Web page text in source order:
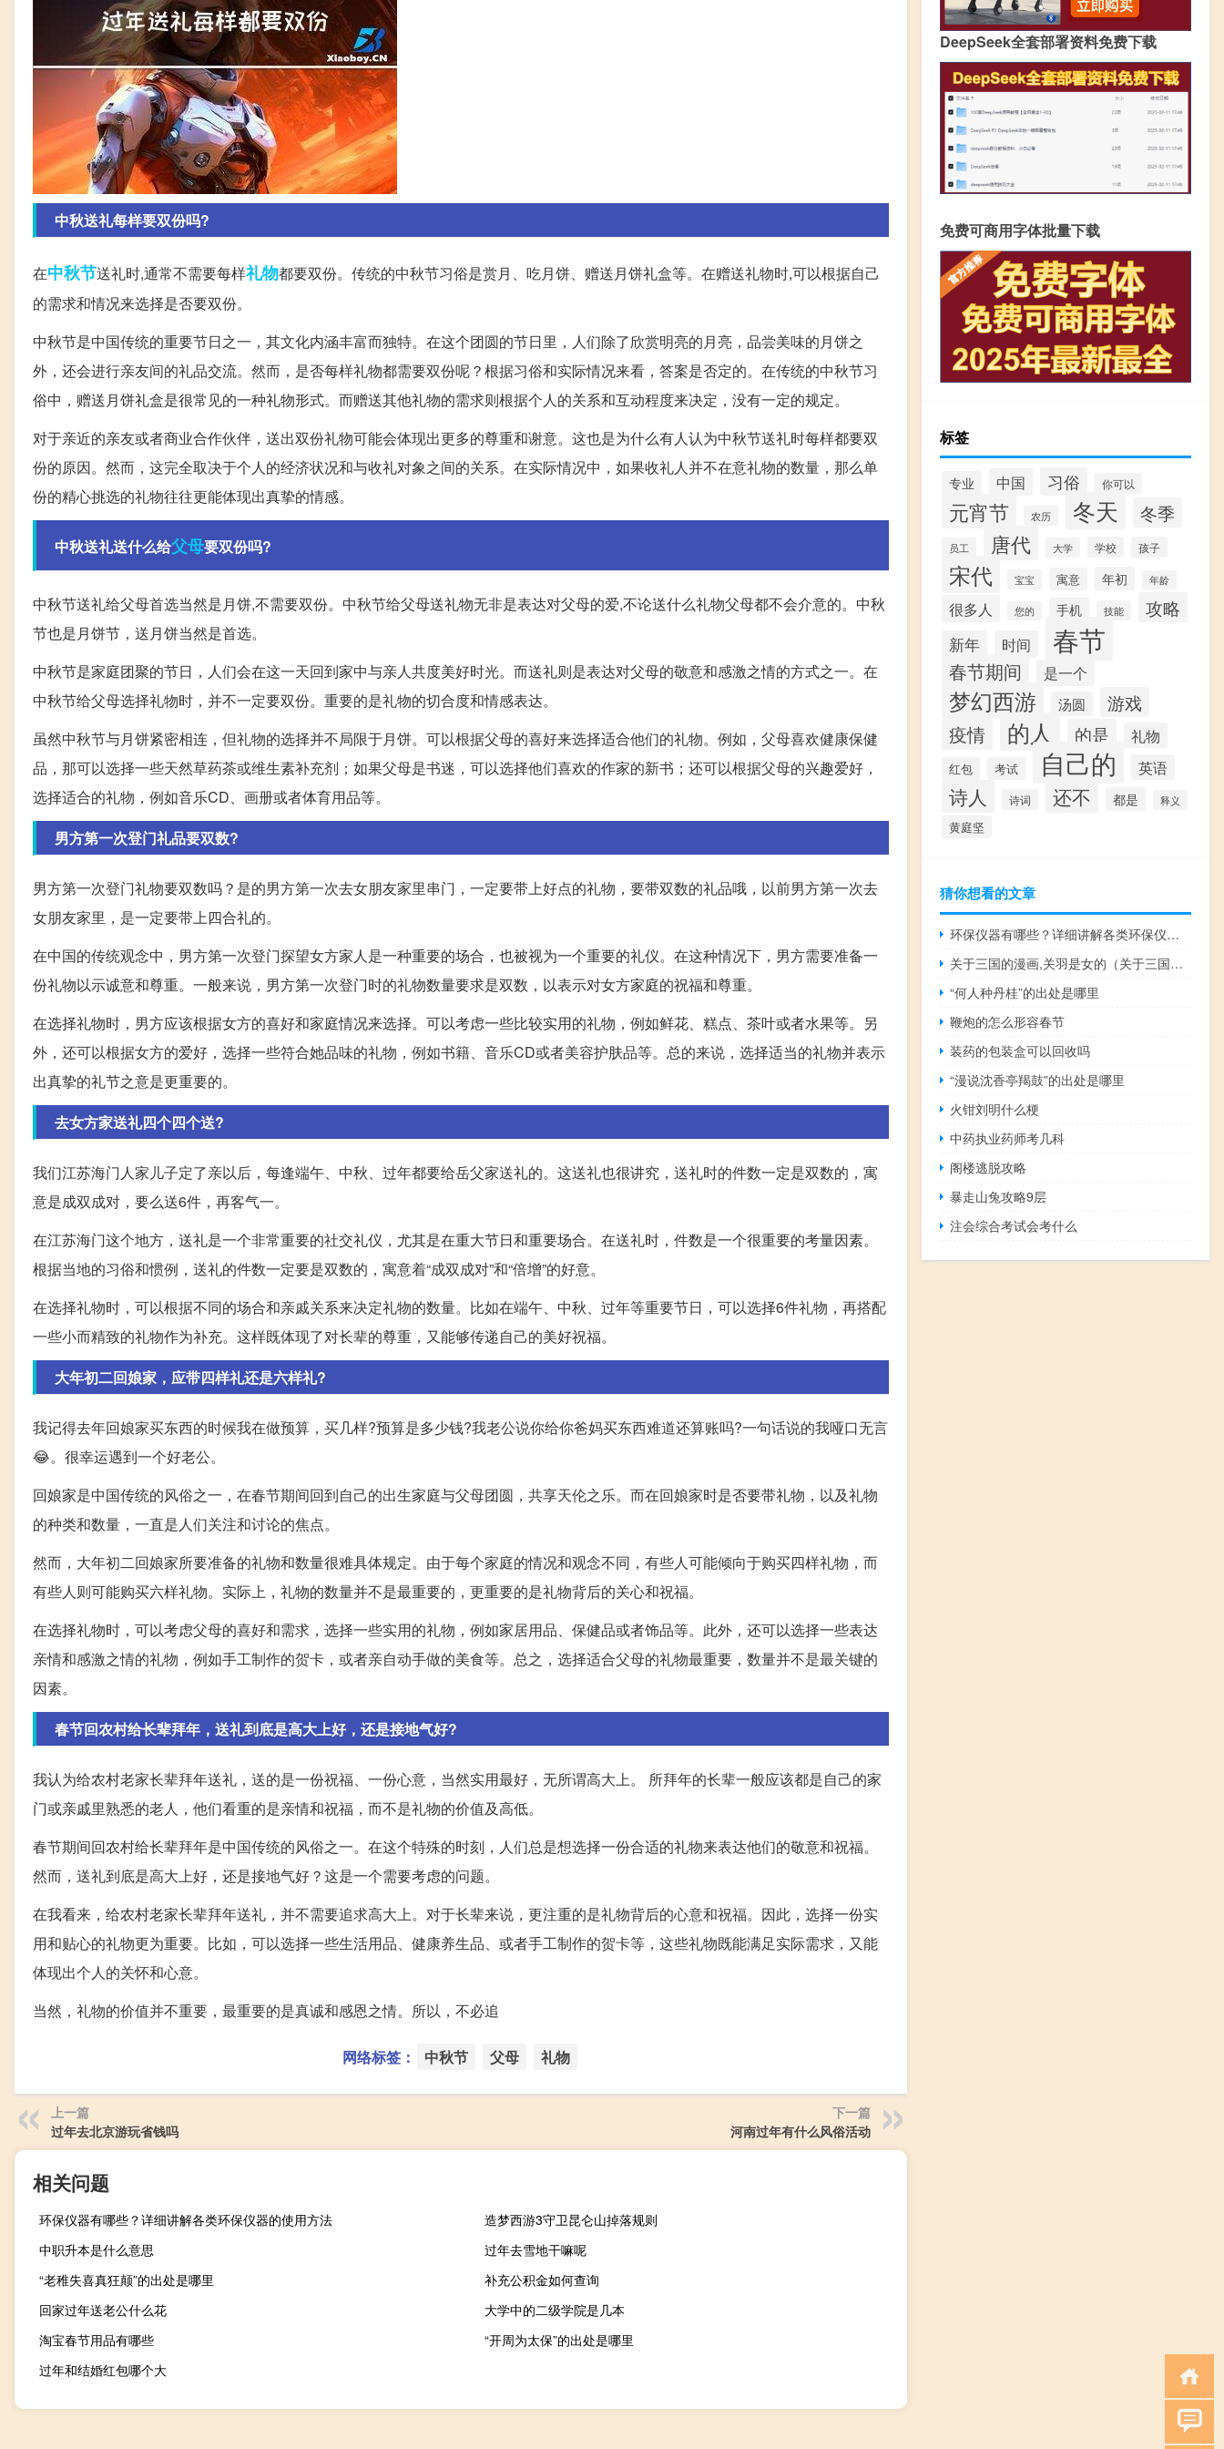
中秋送礼每样要双份吗?
在中秋节送礼时,通常不需要每样礼物都要双份。传统的中秋节习俗是赏月、吃月饼、赠送月饼礼盒等。在赠送礼物时,可以根据自己
的需求和情况来选择是否要双份。
中秋节是中国传统的重要节日之一，其文化内涵丰富而独特。在这个团圆的节日里，人们除了欣赏明亮的月亮，品尝美味的月饼之
外，还会进行亲友间的礼品交流。然而，是否每样礼物都需要双份呢？根据习俗和实际情况来看，答案是否定的。在传统的中秋节习
俗中，赠送月饼礼盒是很常见的一种礼物形式。而赠送其他礼物的需求则根据个人的关系和互动程度来决定，没有一定的规定。
对于亲近的亲友或者商业合作伙伴，送出双份礼物可能会体现出更多的尊重和谢意。这也是为什么有人认为中秋节送礼时每样都要双
份的原因。然而，这完全取决于个人的经济状况和与收礼对象之间的关系。在实际情况中，如果收礼人并不在意礼物的数量，那么单
份的精心挑选的礼物往往更能体现出真挚的情感。
中秋送礼送什么给父母要双份吗?
中秋节送礼给父母首选当然是月饼,不需要双份。中秋节给父母送礼物无非是表达对父母的爱,不论送什么礼物父母都不会介意的。中秋
节也是月饼节，送月饼当然是首选。
中秋节是家庭团聚的节日，人们会在这一天回到家中与亲人共度美好时光。而送礼则是表达对父母的敬意和感激之情的方式之一。在
中秋节给父母选择礼物时，并不一定要双份。重要的是礼物的切合度和情感表达。
虽然中秋节与月饼紧密相连，但礼物的选择并不局限于月饼。可以根据父母的喜好来选择适合他们的礼物。例如，父母喜欢健康保健
品，那可以选择一些天然草药茶或维生素补充剂；如果父母是书迷，可以选择他们喜欢的作家的新书；还可以根据父母的兴趣爱好，
选择适合的礼物，例如音乐CD、画册或者体育用品等。
男方第一次登门礼品要双数?
男方第一次登门礼物要双数吗？是的男方第一次去女朋友家里串门，一定要带上好点的礼物，要带双数的礼品哦，以前男方第一次去
女朋友家里，是一定要带上四合礼的。
在中国的传统观念中，男方第一次登门探望女方家人是一种重要的场合，也被视为一个重要的礼仪。在这种情况下，男方需要准备一
份礼物以示诚意和尊重。一般来说，男方第一次登门时的礼物数量要求是双数，以表示对女方家庭的祝福和尊重。
在选择礼物时，男方应该根据女方的喜好和家庭情况来选择。可以考虑一些比较实用的礼物，例如鲜花、糕点、茶叶或者水果等。另
外，还可以根据女方的爱好，选择一些符合她品味的礼物，例如书籍、音乐CD或者美容护肤品等。总的来说，选择适当的礼物并表示
出真挚的礼节之意是更重要的。
去女方家送礼四个四个送?
我们江苏海门人家儿子定了亲以后，每逢端午、中秋、过年都要给岳父家送礼的。这送礼也很讲究，送礼时的件数一定是双数的，寓
意是成双成对，要么送6件，再客气一。
在江苏海门这个地方，送礼是一个非常重要的社交礼仪，尤其是在重大节日和重要场合。在送礼时，件数是一个很重要的考量因素。
根据当地的习俗和惯例，送礼的件数一定要是双数的，寓意着“成双成对”和“倍增”的好意。
在选择礼物时，可以根据不同的场合和亲戚关系来决定礼物的数量。比如在端午、中秋、过年等重要节日，可以选择6件礼物，再搭配
一些小而精致的礼物作为补充。这样既体现了对长辈的尊重，又能够传递自己的美好祝福。
大年初二回娘家，应带四样礼还是六样礼?
我记得去年回娘家买东西的时候我在做预算，买几样?预算是多少钱?我老公说你给你爸妈买东西难道还算账吗?一句话说的我哑口无言
😂。很幸运遇到一个好老公。
回娘家是中国传统的风俗之一，在春节期间回到自己的出生家庭与父母团圆，共享天伦之乐。而在回娘家时是否要带礼物，以及礼物
的种类和数量，一直是人们关注和讨论的焦点。
然而，大年初二回娘家所要准备的礼物和数量很难具体规定。由于每个家庭的情况和观念不同，有些人可能倾向于购买四样礼物，而
有些人则可能购买六样礼物。实际上，礼物的数量并不是最重要的，更重要的是礼物背后的关心和祝福。
在选择礼物时，可以考虑父母的喜好和需求，选择一些实用的礼物，例如家居用品、保健品或者饰品等。此外，还可以选择一些表达
亲情和感激之情的礼物，例如手工制作的贺卡，或者亲自动手做的美食等。总之，选择适合父母的礼物最重要，数量并不是最关键的
因素。
春节回农村给长辈拜年，送礼到底是高大上好，还是接地气好?
我认为给农村老家长辈拜年送礼，送的是一份祝福、一份心意，当然实用最好，无所谓高大上。 所拜年的长辈一般应该都是自己的家
门或亲戚里熟悉的老人，他们看重的是亲情和祝福，而不是礼物的价值及高低。
春节期间回农村给长辈拜年是中国传统的风俗之一。在这个特殊的时刻，人们总是想选择一份合适的礼物来表达他们的敬意和祝福。
然而，送礼到底是高大上好，还是接地气好？这是一个需要考虑的问题。
在我看来，给农村老家长辈拜年送礼，并不需要追求高大上。对于长辈来说，更注重的是礼物背后的心意和祝福。因此，选择一份实
用和贴心的礼物更为重要。比如，可以选择一些生活用品、健康养生品、或者手工制作的贺卡等，这些礼物既能满足实际需求，又能
体现出个人的关怀和心意。
当然，礼物的价值并不重要，最重要的是真诚和感恩之情。所以，不必追
网络标签： 中秋节 父母 礼物
上一篇
过年去北京游玩省钱吗
下一篇
河南过年有什么风俗活动
相关问题
环保仪器有哪些？详细讲解各类环保仪器的使用方法
造梦西游3守卫昆仑山掉落规则
中职升本是什么意思
过年去雪地干嘛呢
“老稚失喜真狂颠”的出处是哪里
补充公积金如何查询
回家过年送老公什么花
大学中的二级学院是几本
淘宝春节用品有哪些
“开周为太保”的出处是哪里
过年和结婚红包哪个大
DeepSeek全套部署资料免费下载
免费可商用字体批量下载
标签
专业 中国 习俗 你可以
元宵节 农历 冬天 冬季
员工 唐代 大学 学校 孩子
宋代 宝宝 寓意 年初 年龄
很多人 您的 手机 技能 攻略
新年 时间 春节
春节期间 是一个
梦幻西游 汤圆 游戏
疫情 的人 的是 礼物
红包 考试 自己的 英语
诗人 诗词 还不 都是 释义
黄庭坚
猜你想看的文章
环保仪器有哪些？详细讲解各类环保仪器的使用方法
关于三国的漫画,关羽是女的（关于三国的漫画）
“何人种丹桂”的出处是哪里
鞭炮的怎么形容春节
装药的包装盒可以回收吗
“漫说沈香亭羯鼓”的出处是哪里
火钳刘明什么梗
中药执业药师考几科
阁楼逃脱攻略
暴走山兔攻略9层
注会综合考试会考什么